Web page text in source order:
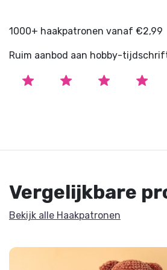
1000+ haakpatronen vanaf €2,99
Ruim aanbod aan hobby-
Vergelijkbare
Bekijk alle Haakpatronen